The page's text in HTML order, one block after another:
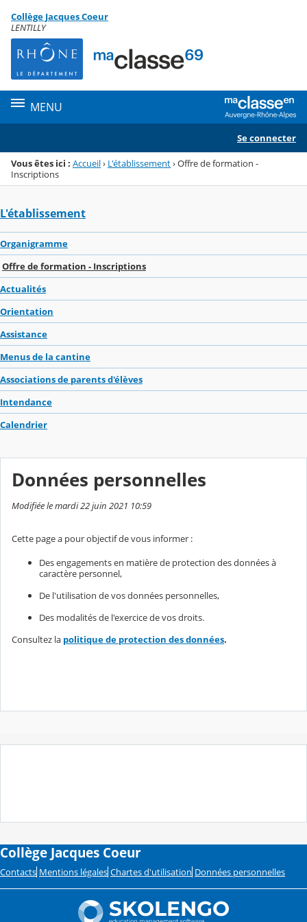
Menu de la rubrique
Contenu
Collège Jacques Coeur
LENTILLY
MENU
Se connecter
Vous êtes ici : Accueil› L'établissement›Offre de formation -
Inscriptions
L'établissement
Organigramme
Offre de formation - Inscriptions
Actualités
Orientation
Assistance
Menus de la cantine
Associations de parents d'élèves
Intendance
Calendrier
Données personnelles
Modifiée le mardi 22 juin 2021 10:59
Cette page a pour objectif de vous informer :
Des engagements en matière de protection des données à
caractère personnel,
De l'utilisation de vos données personnelles,
Des modalités de l'exercice de vos droits.
Consultez la politique de protection des données.
Collège Jacques Coeur
Contacts Mentions légales Chartes d'utilisation Données personnelles